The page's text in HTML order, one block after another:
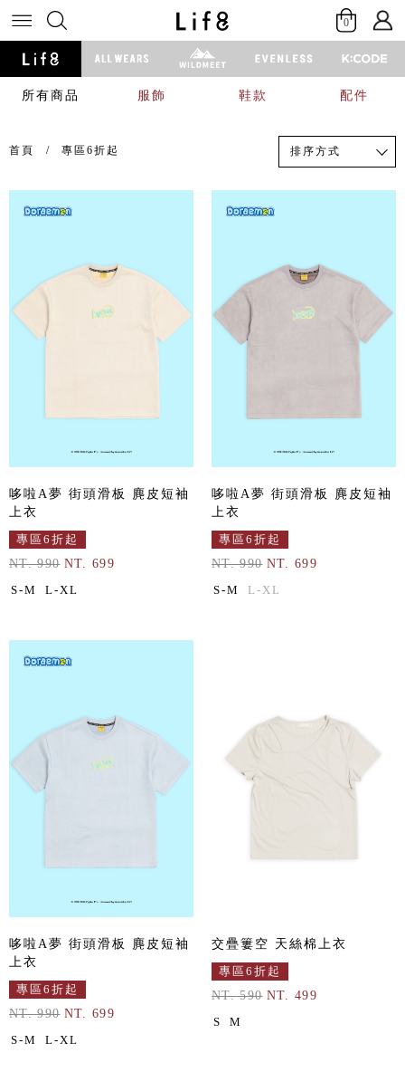
0
所有商品 服飾 鞋款 配件
首頁 專區6折起 排序方式
哆啦A夢 街頭滑板 麂皮短袖
上衣
專區6折起
NT. 990 NT. 699
S-M L-XL
哆啦A夢 街頭滑板 麂皮短袖
上衣
專區6折起
NT. 990 NT. 699
S-M L-XL
哆啦A夢 街頭滑板 麂皮短袖
上衣
專區6折起
NT. 990 NT. 699
S-M L-XL
交疊簍空 天絲棉上衣
專區6折起
NT. 590 NT. 499
S M